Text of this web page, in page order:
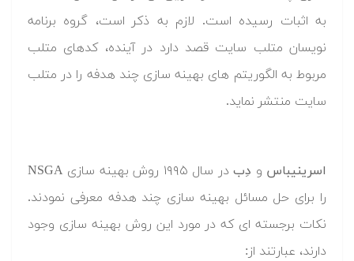
به اثبات رسیده است. لازم به ذکر است، گروه برنامه
نویسان متلب سایت قصد دارد در آینده، کدهای متلب
مربوط به الگوریتم های بهینه سازی چند هدفه را در متلب
سایت منتشر نماید.
اسرینیباس و دِب
در سال ۱۹۹۵ روش بهینه سازی NSGA
را برای حل مسائل بهینه سازی چند هدفه معرفی نمودند.
نکات برجسته ای که در مورد این روش بهینه سازی وجود
دارند، عبارتند از: